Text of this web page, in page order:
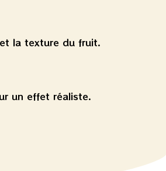
la texture du fruit.
un effet réaliste.